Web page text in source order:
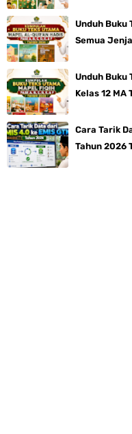
Unduh Buku
Semua
Unduh Buku
Kelas 12 MA
Cara Tarik
Tahun 2026